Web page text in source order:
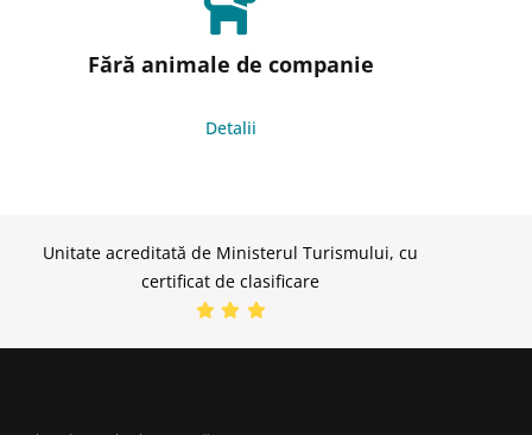
Fără animale de companie
Detalii
Unitate acreditată de Ministerul Turismului, cu
certificat de clasificare